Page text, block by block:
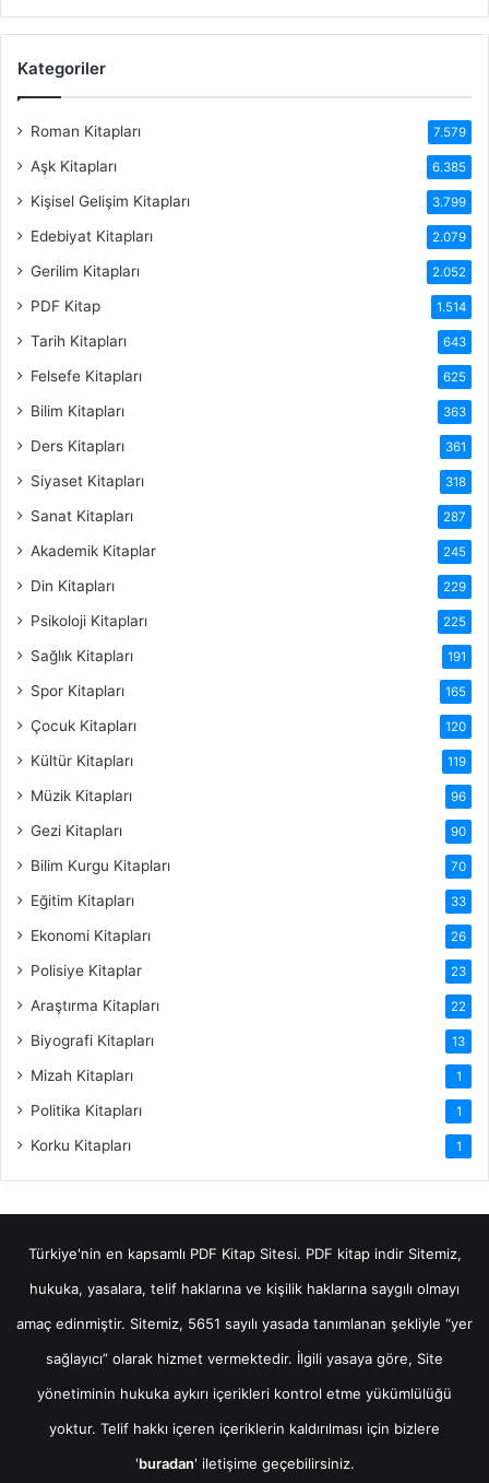
Kategoriler
Roman Kitapları 7.579
Aşk Kitapları 6.385
Kişisel Gelişim Kitapları 3.799
Edebiyat Kitapları 2.079
Gerilim Kitapları 2.052
PDF Kitap 1.514
Tarih Kitapları 643
Felsefe Kitapları 625
Bilim Kitapları 363
Ders Kitapları 361
Siyaset Kitapları 318
Sanat Kitapları 287
Akademik Kitaplar 245
Din Kitapları 229
Psikoloji Kitapları 225
Sağlık Kitapları 191
Spor Kitapları 165
Çocuk Kitapları 120
Kültür Kitapları 119
Müzik Kitapları 96
Gezi Kitapları 90
Bilim Kurgu Kitapları 70
Eğitim Kitapları 33
Ekonomi Kitapları 26
Polisiye Kitaplar 23
Araştırma Kitapları 22
Biyografi Kitapları 13
Mizah Kitapları 1
Politika Kitapları 1
Korku Kitapları 1
Türkiye'nin en kapsamlı PDF Kitap Sitesi. PDF kitap indirSitemiz,
hukuka, yasalara, telif haklarına ve kişilik haklarına saygılı olmayı
amaç edinmiştir. Sitemiz, 5651 sayılı yasada tanımlanan şekliyle “yer
sağlayıcı” olarak hizmet vermektedir. İlgili yasaya göre, Site
yönetiminin hukuka aykırı içerikleri kontrol etme yükümlülüğü
yoktur. Telif hakkı içeren içeriklerin kaldırılması için bizlere
'buradan' iletişime geçebilirsiniz.